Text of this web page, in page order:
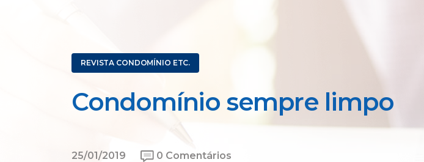
REVISTA CONDOMÍNIO ETC.
Condomínio sempre limpo
25/01/2019 0 Comentários